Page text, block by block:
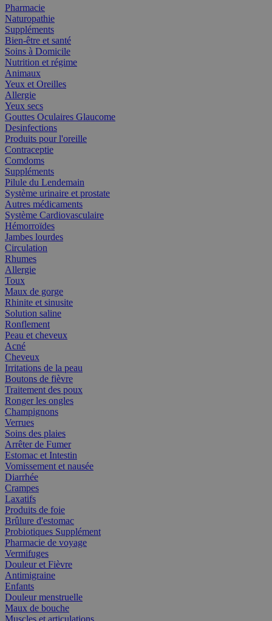
Pharmacie
Naturopathie
Suppléments
Bien-être et santé
Soins à Domicile
Nutrition et régime
Animaux
Yeux et Oreilles
Allergie
Yeux secs
Gouttes Oculaires Glaucome
Desinfections
Produits pour l'oreille
Contraceptie
Comdoms
Suppléments
Pilule du Lendemain
Système urinaire et prostate
Autres médicaments
Système Cardiovasculaire
Hémorroïdes
Jambes lourdes
Circulation
Rhumes
Allergie
Toux
Maux de gorge
Rhinite et sinusite
Solution saline
Ronflement
Peau et cheveux
Acné
Cheveux
Irritations de la peau
Boutons de fièvre
Traitement des poux
Ronger les ongles
Champignons
Verrues
Soins des plaies
Arrêter de Fumer
Estomac et Intestin
Vomissement et nausée
Diarrhée
Crampes
Laxatifs
Produits de foie
Brûlure d'estomac
Probiotiques Supplément
Pharmacie de voyage
Vermifuges
Douleur et Fièvre
Antimigraine
Enfants
Douleur menstruelle
Maux de bouche